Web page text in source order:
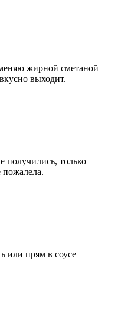
жирной сметаной
выходит.
получились, только
пожалела.
или прям в соусе